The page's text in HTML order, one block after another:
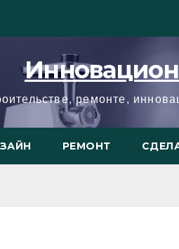
ремонте,
РЕМОНТ